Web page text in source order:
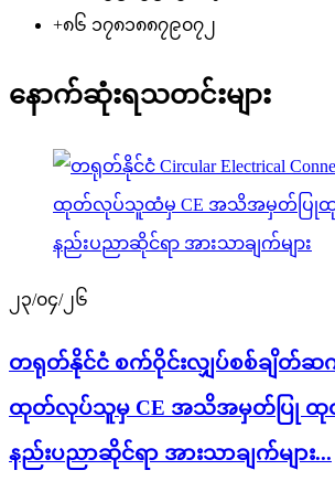
+၈၆ ၁၇၈၁၈၈၇၉၀၇၂
နောက်ဆုံးရသတင်းများ
၂၃/၀၄/၂၆
တရုတ်နိုင်ငံ စက်ဝိုင်းလျှပ်စစ်ချိတ်
ထုတ်လုပ်သူမှ CE အသိအမှတ်ပြု ထု
နည်းပညာဆိုင်ရာ အားသာချက်များ...